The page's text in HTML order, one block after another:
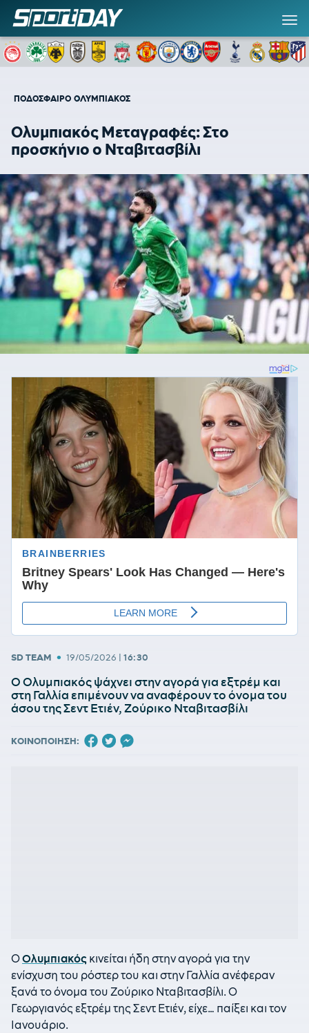
ΠΟΔΟΣΦΑΙΡΟ ΟΛΥΜΠΙΑΚΟΣ
Ολυμπιακός Μεταγραφές: Στο
προσκήνιο ο Νταβιτασβίλι
SD TEAM • 19/05/2026 | 16:30
Ο Ολυμπιακός ψάχνει στην αγορά για εξτρέμ και
στη Γαλλία επιμένουν να αναφέρουν το όνομα του
άσου της Σεντ Ετιέν, Ζούρικο Νταβιτασβίλι
ΚΟΙΝΟΠΟΙΗΣΗ:
ΟΟλυμπιακός κινείται ήδη στην αγορά για την
ενίσχυση του ρόστερ του και στην Γαλλία ανέφεραν
ξανά το όνομα του Ζούρικο Νταβιτασβίλι. Ο
Γεωργιανός εξτρέμ της Σεντ Ετιέν, είχε… παίξει και τον
Ιανουάριο.